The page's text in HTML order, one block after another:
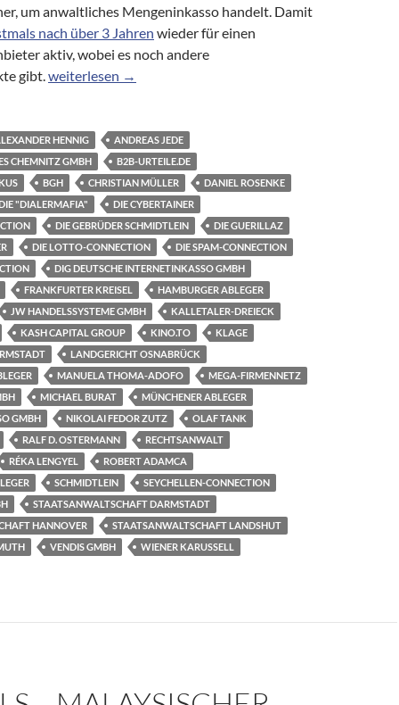
um anwaltliches Mengeninkasso handelt. Damit
nach über 3 Jahren wieder für einen
aktiv, wobei es noch andere
gibt.Die B2B Technologies Chemnitz (vorher Melango.de, JW
weiterlesen →
HENNIG
ANDREAS JEDE
CHEMNITZ GMBH
B2B-URTEILE.DE
BGH CHRISTIAN MÜLLER
DANIEL ROSENKE
"DIALERMAFIA"
DIE CYBERTAINER
DIE GEBRÜDER SCHMIDTLEIN
DIE GUERILLAZ
DIE LOTTO-CONNECTION
DIE SPAM-CONNECTION
DIG DEUTSCHE INTERNETINKASSO GMBH
FRANKFURTER KREISEL
HAMBURGER ABLEGER
JW HANDELSSYSTEME GMBH
KALLETALER-DREIECK
KASH CAPITAL GROUP KINO.TO
KLAGE
LANDGERICHT OSNABRÜCK
MANUELA THOMA-ADOFO
MEGA-FIRMENNETZ
MICHAEL BURAT
MÜNCHENER ABLEGER
GMBH
NIKOLAI FEDOR ZUTZ
OLAF TANK
RALF D. OSTERMANN
RECHTSANWALT
RÉKA LENGYEL
ROBERT ADAMCA
SCHMIDTLEIN
SEYCHELLEN-CONNECTION
STAATSANWALTSCHAFT DARMSTADT
HANNOVER
STAATSANWALTSCHAFT LANDSHUT
VENDIS GMBH
WIENER KARUSSELL